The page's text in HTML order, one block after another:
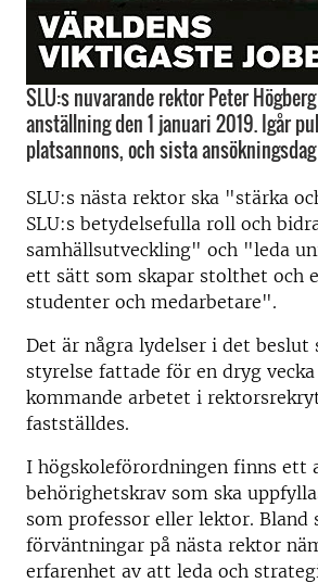
SLU:s nuvarande rektor Peter
anställning den 1 januari 2019. Igår
platsannons, och sista
SLU:s nästa rektor ska "stärka
SLU:s betydelsefulla roll och
samhällsutveckling" och "leda
ett sätt som skapar stolthet och
studenter och medarbetare".
Det är några lydelser i det beslut
styrelse fattade för en dryg
kommande arbetet i
fastställdes.
I högskoleförordningen finns ett
behörighetskrav som ska
som professor eller lektor. Bland
förväntningar på nästa rektor
erfarenhet av att leda och